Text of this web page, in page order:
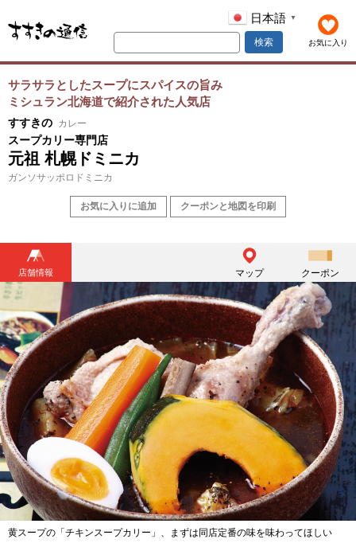
お気に入り
日本語 ▼
検索
サラサラとしたスープにスパイスの旨み
ミシュラン北海道で紹介された人気店
すすきの カレー
スープカリー専門店
元祖 札幌ドミニカ
ガンソサッポロドミニカ
お気に入りに追加 クーポンと地図を印刷
店舗情報 マップ クーポン
黄スープの「チキンスープカリー」、まずは同店定番の味を味わってほしい